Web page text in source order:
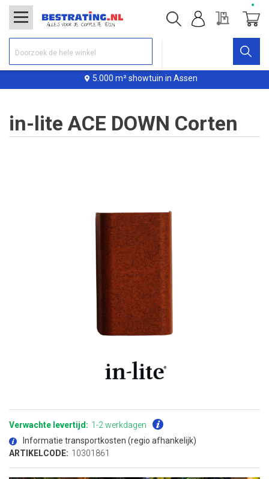
5.000 m² showtuin in Assen
Offerte
in-lite ACE DOWN Corten
naar
begin
de
afbeeldingen-
Verwachte levertijd: 1-2 werkdagen
Informatie transportkosten (regio afhankelijk)
ARTIKELCODE: 10301861